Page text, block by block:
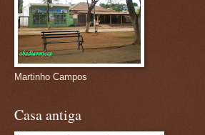
Martinho Campos
Casa antiga